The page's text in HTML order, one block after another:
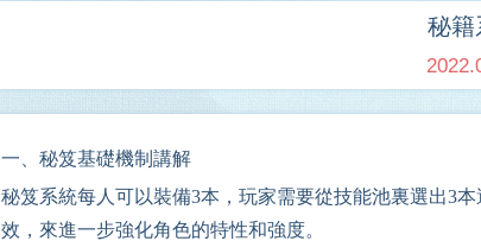
秘籍
一、 秘笈基礎機制講解
秘笈系統每人可以裝備3本， 玩家需要從技能池裏選出3
效，來進一步強化角色的特性和強度。